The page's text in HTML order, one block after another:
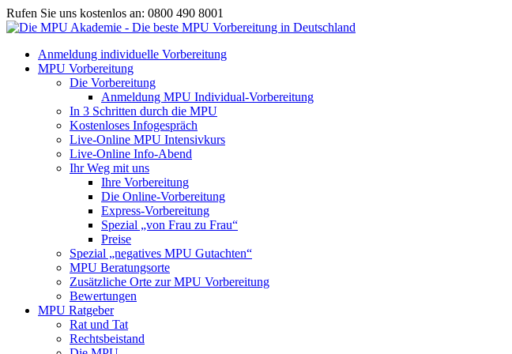
Rufen Sie uns kostenlos an: 0800 490 8001
Anmeldung individuelle Vorbereitung
MPU Vorbereitung
Die Vorbereitung
Anmeldung MPU Individual-Vorbereitung
In 3 Schritten durch die MPU
Kostenloses Infogespräch
Live-Online MPU Intensivkurs
Live-Online Info-Abend
Ihr Weg mit uns
Ihre Vorbereitung
Die Online-Vorbereitung
Express-Vorbereitung
Spezial „von Frau zu Frau“
Preise
Spezial „negatives MPU Gutachten“
MPU Beratungsorte
Zusätzliche Orte zur MPU Vorbereitung
Bewertungen
MPU Ratgeber
Rat und Tat
Rechtsbeistand